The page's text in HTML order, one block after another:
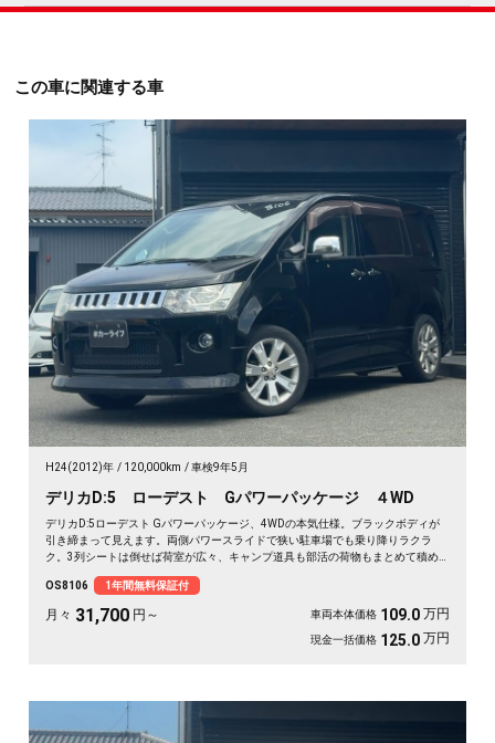
この車に関連する車
H24(2012)年 120,000km 車検9年5月
デリカD:5 ローデスト Gパワーパッケージ ４WD
デリカD:5ローデスト Gパワーパッケージ、4WDの本気仕様。ブラックボディが
引き締まって見えます。両側パワースライドで狭い駐車場でも乗り降りラクラ
ク。3列シートは倒せば荷室が広々、キャンプ道具も部活の荷物もまとめて積め
遠出も、これ一台で頼れる相棒に🚗✨💺🙌。安心して長く乗れる《1年保証付》で
す😊
OS8106 1年間無料保証付
月々 31,700 円～ 車両本体価格 109.0 万円
現金一括価格 125.0 万円